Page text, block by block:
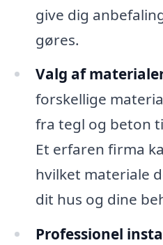
give dig
gøres.
Valg af
forskellige
fra tegl og beton
Et erfaren firma
hvilket materiale
dit hus og dine
Professionel